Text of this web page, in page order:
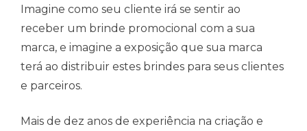
Imagine como seu cliente irá se sentir ao
receber um brinde promocional com a sua
marca, e imagine a exposição que sua marca
terá ao distribuir estes brindes para seus clientes
e parceiros.
Mais de dez anos de experiência na criação e